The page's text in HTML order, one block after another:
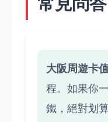
大阪周遊卡
程。如果你
鐵，絕對划